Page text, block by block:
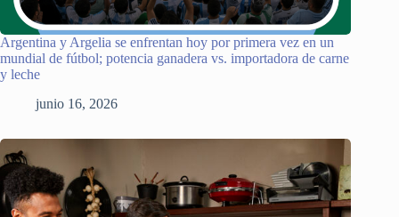
Argentina y Argelia se enfrentan hoy por primera vez en un
mundial de fútbol; potencia ganadera vs. importadora de carne
y leche
junio 16, 2026